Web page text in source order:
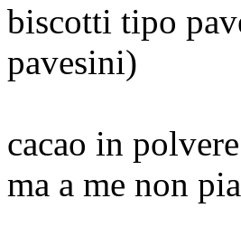
biscotti tipo
pavesini)
cacao in
ma a me non